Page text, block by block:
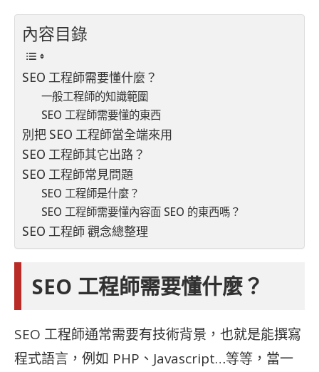
內容目錄
SEO 工程師需要懂什麼？
一般工程師的知識範圍
SEO 工程師需要懂的東西
別把 SEO 工程師當全端來用
SEO 工程師其它出路？
SEO 工程師常見問題
SEO 工程師是什麼？
SEO 工程師需要懂內容面 SEO 的東西嗎？
SEO 工程師 觀念總整理
SEO 工程師需要懂什麼？
SEO 工程師通常需要有技術背景，也就是能撰寫
程式語言，例如 PHP、Javascript…等等，當一